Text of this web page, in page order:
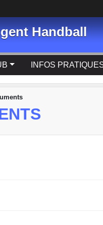
Handball
INFOS